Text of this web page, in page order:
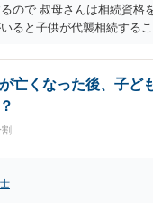
ので 叔母さんは相続資格
ると子供が代襲相続する
亡くなった後、子ど